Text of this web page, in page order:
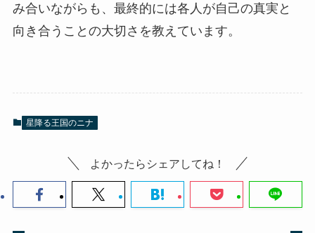
み合いながらも、最終的には各人が自己の真実と
向き合うことの大切さを教えています。
星降る王国のニナ
よかったらシェアしてね！